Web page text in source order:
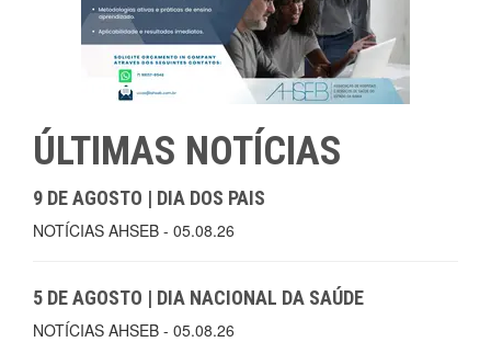
ÚLTIMAS NOTÍCIAS
9 DE AGOSTO | DIA DOS PAIS
NOTÍCIAS AHSEB - 05.08.26
5 DE AGOSTO | DIA NACIONAL DA SAÚDE
NOTÍCIAS AHSEB - 05.08.26